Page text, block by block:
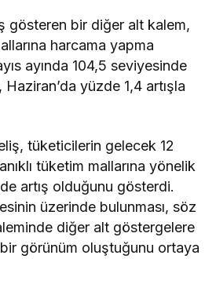
gösteren bir diğer alt kalem,
harcama yapma
ayında 104,5 seviyesinde
yüzde 1,4 artışla
tüketicilerin gelecek 12
tüketim mallarına yönelik
artış olduğunu gösterdi.
üzerinde bulunması, söz
diğer alt göstergelere
görünüm oluştuğunu ortaya